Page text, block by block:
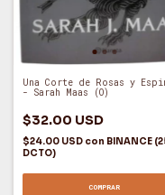
Una Corte de Rosas y
- Sarah Maas (O)
$32.00 USD
$24.00 USD con BINANCE
DCTO)
COMPRAR